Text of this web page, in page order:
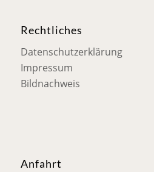
Rechtliches
Datenschutzerklärung
Impressum
Bildnachweis
Anfahrt